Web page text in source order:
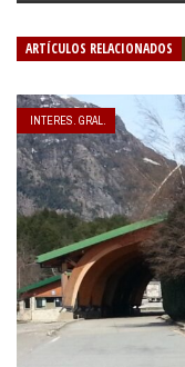
ARTÍCULOS RELACIONADOS
INTERES. GRAL.